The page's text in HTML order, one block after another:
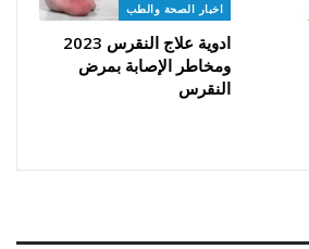
اخبار الصحة والطب
ادوية علاج النقرس 2023
ومخاطر الإصابة بمرض
النقرس